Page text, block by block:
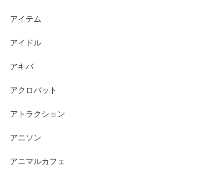
アイテム
アイドル
アキバ
アクロバット
アトラクション
アニソン
アニマルカフェ